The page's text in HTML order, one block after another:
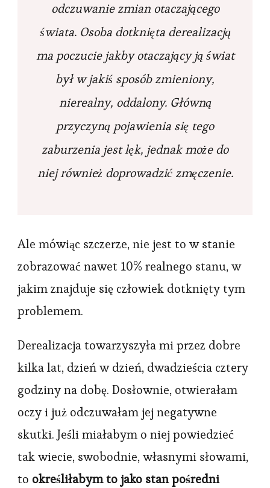
odczuwanie zmian otaczającego
świata. Osoba dotknięta derealizacją
ma poczucie jakby otaczający ją świat
był w jakiś sposób zmieniony,
nierealny, oddalony. Główną
przyczyną pojawienia się tego
zaburzenia jest lęk, jednak może do
niej również doprowadzić zmęczenie.
Ale mówiąc szczerze, nie jest to w stanie
zobrazować nawet 10% realnego stanu, w
jakim znajduje się człowiek dotknięty tym
problemem.
Derealizacja towarzyszyła mi przez dobre
kilka lat, dzień w dzień, dwadzieścia cztery
godziny na dobę. Dosłownie, otwierałam
oczy i już odczuwałam jej negatywne
skutki. Jeśli miałabym o niej powiedzieć
tak wiecie, swobodnie, własnymi słowami,
to określiłabym to jako stan pośredni